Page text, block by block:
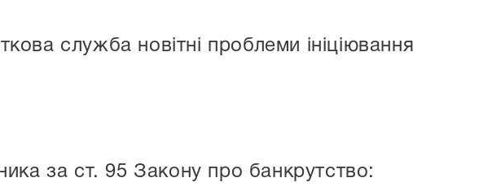
служба новітні проблеми ініціювання
за ст. 95 Закону про банкрутство: